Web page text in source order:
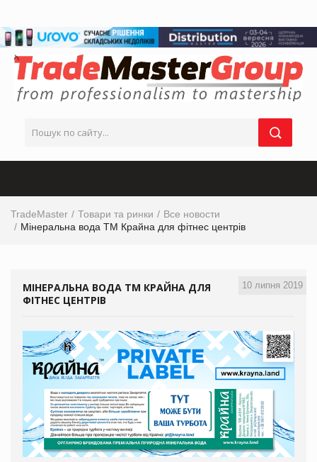
TradeMaster Товари та ринки
Все новости
Мінеральна вода ТМ Крайна для фітнес центрів
10 липня 2019
МІНЕРАЛЬНА ВОДА ТМ КРАЙНА ДЛЯ
ФІТНЕС ЦЕНТРІВ